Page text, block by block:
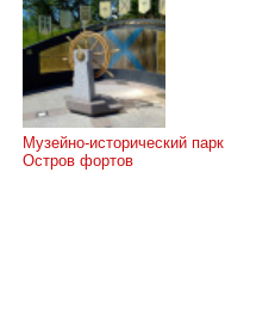
Музейно-исторический парк
Остров фортов